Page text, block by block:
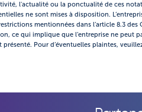
l'actualité ou la ponctualité de ces
ne sont mises à disposition.
mentionnées dans l’article 8.3
ce qui implique que l’entreprise ne
Pour d’éventuelles plaintes,